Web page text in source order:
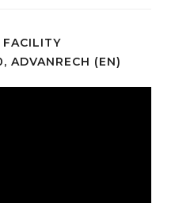
ADVANRECH (EN)